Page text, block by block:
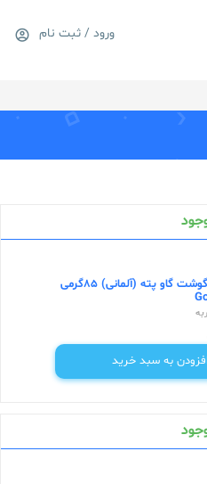
ورود / ثبت نام
کنسرو گربه گوشت گاو پته (آلمانی) 85گرمی
افزودن به سبد خرید